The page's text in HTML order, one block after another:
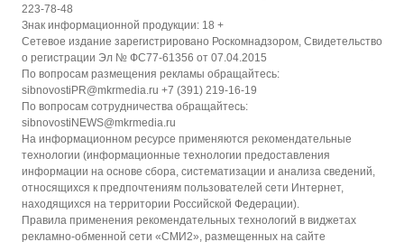
223-78-48
Знак информационной продукции: 18 +
Сетевое издание зарегистрировано Роскомнадзором, Свидетельство
о регистрации Эл № ФС77-61356 от 07.04.2015
По вопросам размещения рекламы обращайтесь:
sibnovostiPR@mkrmedia.ru +7 (391) 219-16-19
По вопросам сотрудничества обращайтесь:
sibnovostiNEWS@mkrmedia.ru
На информационном ресурсе применяются рекомендательные
технологии (информационные технологии предоставления
информации на основе сбора, систематизации и анализа сведений,
относящихся к предпочтениям пользователей сети Интернет,
находящихся на территории Российской Федерации).
Правила применения рекомендательных технологий в виджетах
рекламно-обменной сети «СМИ2», размещенных на сайте